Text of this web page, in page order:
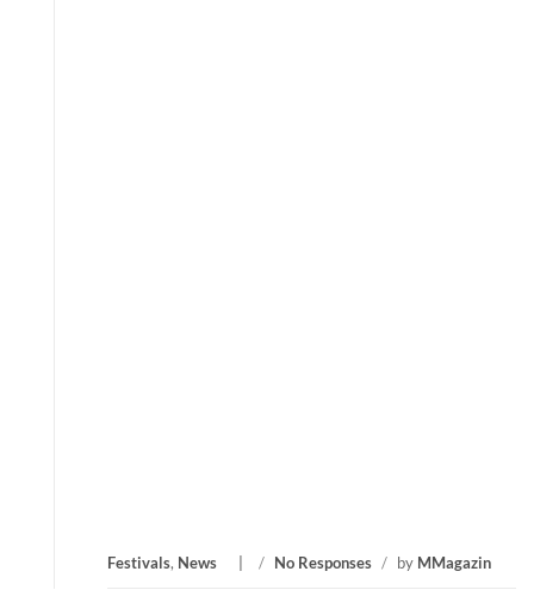
Festivals, News / No Responses / by MMagazin